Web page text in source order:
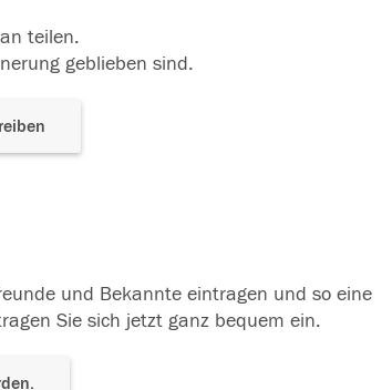
teilen.
geblieben sind.
und Bekannte eintragen und so eine
Sie sich jetzt ganz bequem ein.